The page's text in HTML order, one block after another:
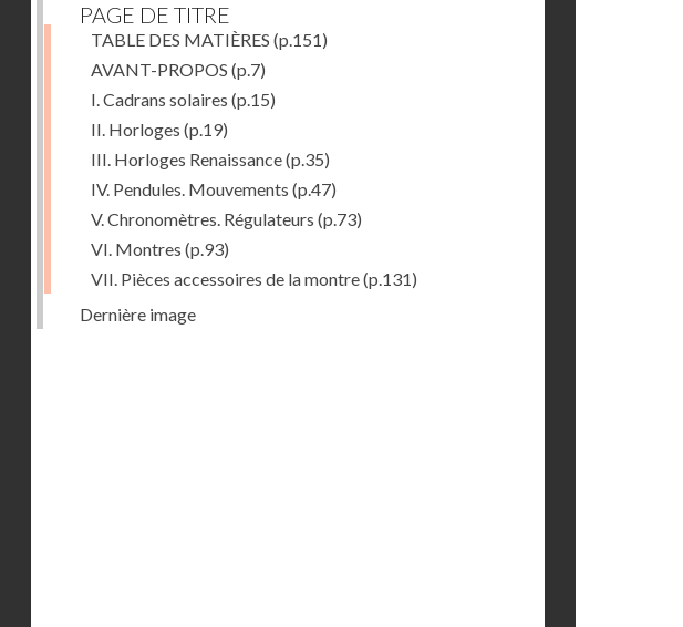
PAGE DE TITRE
TABLE DES MATIÈRES (p.151)
AVANT-PROPOS (p.7)
I. Cadrans solaires (p.15)
II. Horloges (p.19)
III. Horloges Renaissance(p.35)
IV. Pendules. Mouvements (p.47)
V. Chronomètres. Régulateurs (p.73)
VI. Montres (p.93)
VII. Pièces accessoires de la montre(p.131)
Dernière image